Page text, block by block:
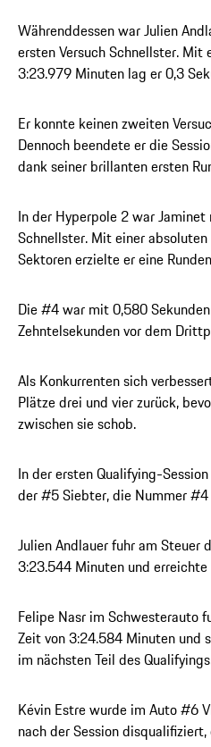
Währenddessen war Julien
ersten Versuch Schnellster.
3:23.979 Minuten lag er 0,3
Er konnte keinen zweiten
Dennoch beendete er die
dank seiner brillanten ersten
In der Hyperpole 2 war
Schnellster. Mit einer
Sektoren erzielte er eine
Die #4 war mit 0,580
Zehntelsekunden vor dem
Als Konkurrenten sich
Plätze drei und vier zurück,
zwischen sie schob.
In der ersten Qualifying-
der #5 Siebter, die Nummer
Julien Andlauer fuhr am Steuer
3:23.544 Minuten und
Felipe Nasr im Schwesterauto
Zeit von 3:24.584 Minuten und
im nächsten Teil des
Kévin Estre wurde im Auto #6
nach der Session